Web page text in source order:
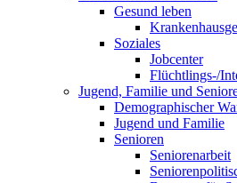
Gesund leben
Soziales
Jobcenter
Flüchtlings-/
Jugend, Familie und
Demographischer
Jugend und Familie
Senioren
Seniorenarbeit